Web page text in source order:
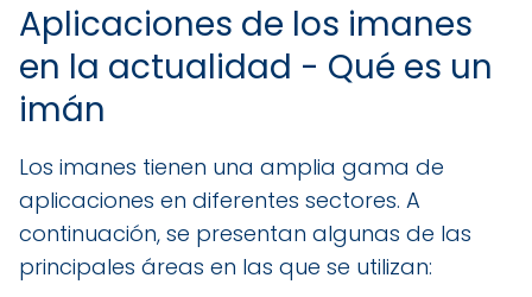
Aplicaciones de los imanes
en la actualidad - Qué es un
imán
Los imanes tienen una amplia gama de
aplicaciones en diferentes sectores. A
continuación, se presentan algunas de las
principales áreas en las que se utilizan: